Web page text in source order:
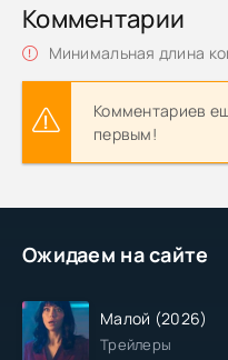
Ожидаем на сайте
Малой (2026)
Трейлеры
Комментарии
Минимальная длина
Комментариев
первым!